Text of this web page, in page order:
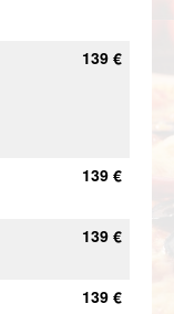
139 €
139 €
139 €
139 €